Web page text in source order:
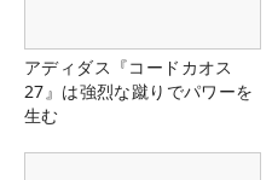
アディダス『コードカオス
27』は強烈な蹴りでパワーを
生む